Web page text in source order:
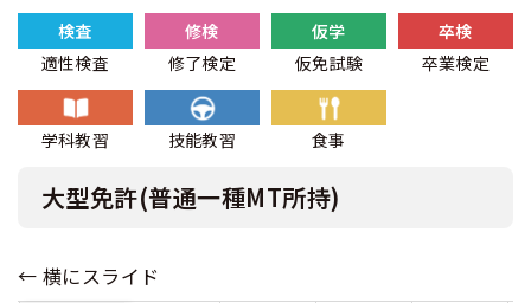
検査
適性検査
修検
修了検定
仮学
仮免試験
卒検
卒業検定
学科教習 技能教習 食事
大型免許(普通一種MT所持)